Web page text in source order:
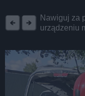
Nawiguj za
urządzeniu